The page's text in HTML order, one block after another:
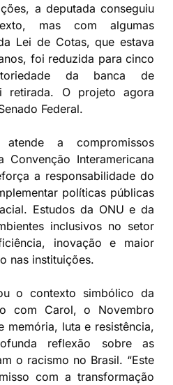
a deputada conseguiu
mas com algumas
Lei de Cotas, que estava
foi reduzida para cinco
da banca de
retirada. O projeto agora
Federal.
a compromissos
Convenção Interamericana
a responsabilidade do
políticas públicas
Estudos da ONU e da
inclusivos no setor
inovação e maior
nas instituições.
o contexto simbólico da
com Carol, o Novembro
memória, luta e resistência,
reflexão sobre as
o racismo no Brasil. “Este
com a transformação